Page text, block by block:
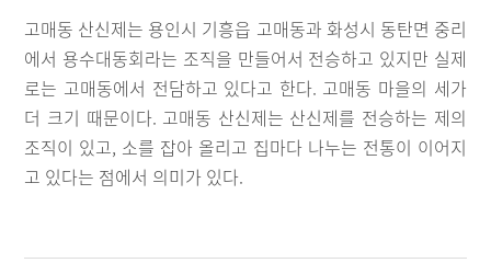
고매동 산신제는 용인시 기흥읍 고매동과 화성시 동탄면 중리
에서 용수대동회라는 조직을 만들어서 전승하고 있지만 실제
로는 고매동에서 전담하고 있다고 한다. 고매동 마을의 세가
더 크기 때문이다. 고매동 산신제는 산신제를 전승하는 제의
조직이 있고, 소를 잡아 올리고 집마다 나누는 전통이 이어지
고 있다는 점에서 의미가 있다.